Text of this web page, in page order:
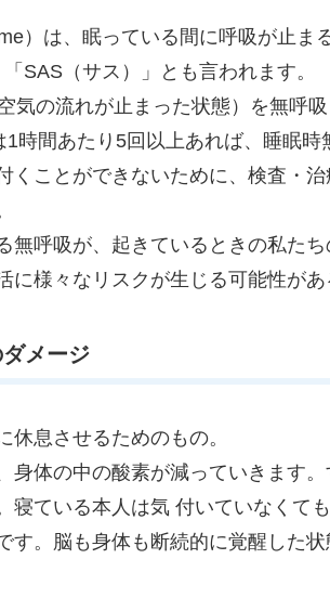
）は、眠っている間に呼吸が止ま
SAS（サス）」とも言われます。
気の流れが止まった状態）を無呼
時間あたり5回以上あれば、睡眠時
くことができないために、検査・
無呼吸が、起きているときの私た
様々なリスクが生じる可能性があ
メージ
息させるためのもの。
身体の中の酸素が減っていきます
寝ている本人は気 付いていなくて
。脳も身体も断続的に覚醒した状